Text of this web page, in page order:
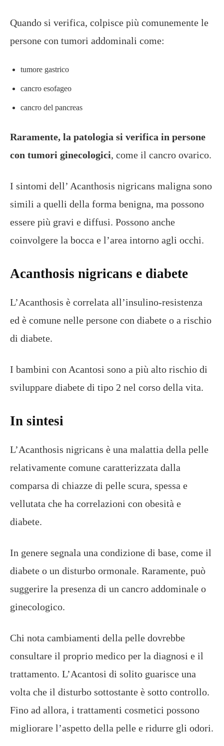
Quando si verifica, colpisce più comunemente le
persone con tumori addominali come:
tumore gastrico
cancro esofageo
cancro del pancreas
Raramente, la patologia si verifica in persone
con tumori ginecologici, come il cancro ovarico.
I sintomi dell’ Acanthosis nigricans maligna sono
simili a quelli della forma benigna, ma possono
essere più gravi e diffusi. Possono anche
coinvolgere la bocca e l’area intorno agli occhi.
Acanthosis nigricans e diabete
L’Acanthosis è correlata all’insulino-resistenza
ed è comune nelle persone con diabete o a rischio
di diabete.
I bambini con Acantosi sono a più alto rischio di
sviluppare diabete di tipo 2 nel corso della vita.
In sintesi
L’Acanthosis nigricans è una malattia della pelle
relativamente comune caratterizzata dalla
comparsa di chiazze di pelle scura, spessa e
vellutata che ha correlazioni con obesità e
diabete.
In genere segnala una condizione di base, come il
diabete o un disturbo ormonale. Raramente, può
suggerire la presenza di un cancro addominale o
ginecologico.
Chi nota cambiamenti della pelle dovrebbe
consultare il proprio medico per la diagnosi e il
trattamento. L’Acantosi di solito guarisce una
volta che il disturbo sottostante è sotto controllo.
Fino ad allora, i trattamenti cosmetici possono
migliorare l’aspetto della pelle e ridurre gli odori.